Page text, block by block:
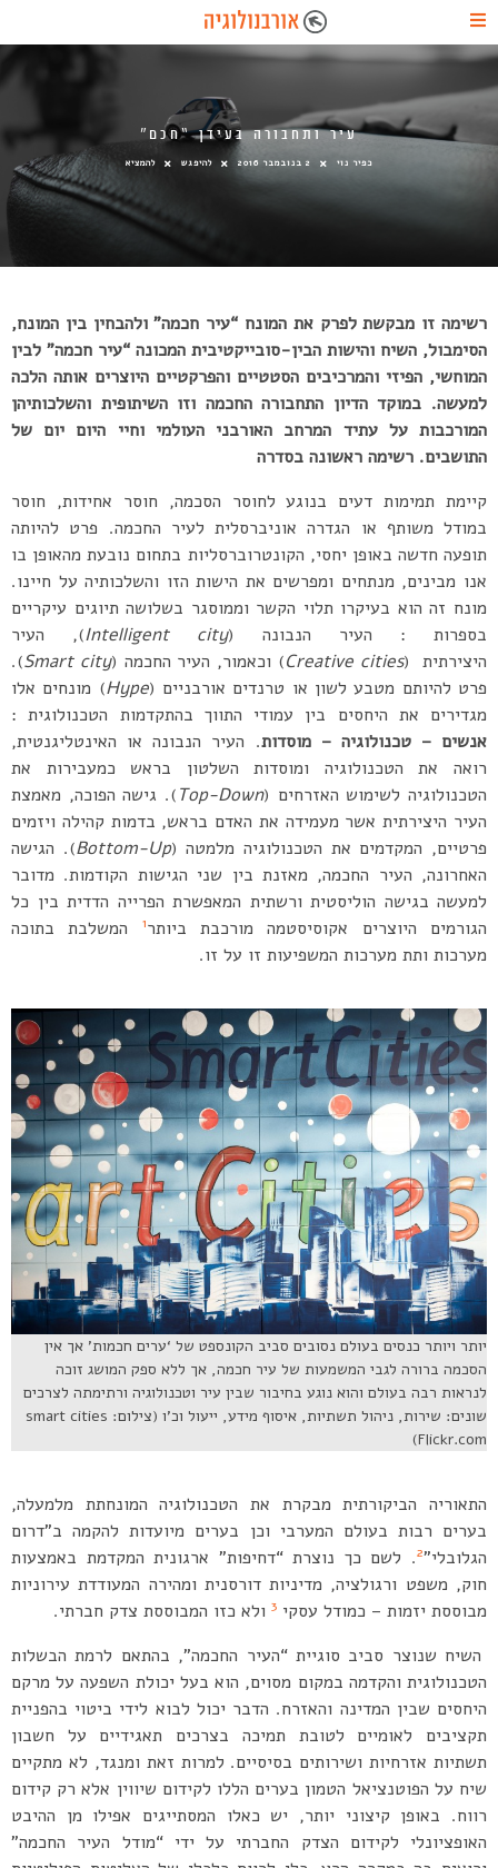
עיר ותחבורה בעידן “חכם”
כפיר נוי 2 בנובמבר 2016 להיפגש להמציא
רשימה זו מבקשת לפרק את המונח “עיר חכמה” ולהבחין בין המונח,
הסימבול, השיח והישות הבין-סובייקטיבית המכונה “עיר חכמה” לבין
המוחשי, הפיזי והמרכיבים הסטטיים והפרקטיים היוצרים אותה הלכה
למעשה. במוקד הדיון התחבורה החכמה וזו השיתופית והשלכותיהן
המורכבות על עתיד המרחב האורבני העולמי וחיי היום יום של
התושבים. רשימה ראשונה בסדרה
קיימת תמימות דעים בנוגע לחוסר הסכמה, חוסר אחידות, חוסר
במודל משותף או הגדרה אוניברסלית לעיר החכמה. פרט להיותה
תופעה חדשה באופן יחסי, הקונטרוברסליות בתחום נובעת מהאופן בו
אנו מבינים, מנתחים ומפרשים את הישות הזו והשלכותיה על חיינו.
מונח זה הוא בעיקרו תלוי הקשר וממוסגר בשלושה תיוגים עיקריים
בספרות : העיר הנבונה (
Intelligent city
), העיר
היצירתית (
Creative cities ) וכאמור, העיר החכמה ( Smart city
).
פרט להיותם מטבע לשון או טרנדים אורבניים (Hype) מונחים אלו
מגדירים את היחסים בין עמודי התווך בהתקדמות הטכנולוגית :
אנשים – טכנולוגיה – מוסדות. העיר הנבונה או האינטליגנטית,
רואה את הטכנולוגיה ומוסדות השלטון בראש כמעבירות את
הטכנולוגיה לשימוש האזרחים (Top-Down). גישה הפוכה, מאמצת
העיר היצירתית אשר מעמידה את האדם בראש, בדמות קהילה ויזמים
פרטיים, המקדמים את הטכנולוגיה מלמטה (Bottom-Up). הגישה
האחרונה, העיר החכמה, מאזנת בין שני הגישות הקודמות. מדובר
למעשה בגישה הוליסטית ורשתית המאפשרת הפרייה הדדית בין כל
הגורמים היוצרים אקוסיסטמה מורכבת ביותר1
המשלבת בתוכה
מערכות ותת מערכות המשפיעות זו על זו.
יותר ויותר כנסים בעולם נסובים סביב הקונספט של ‘ערים חכמות’ אך אין
הסכמה ברורה לגבי המשמעות של עיר חכמה, אך ללא ספק המושג זוכה
לנראות רבה בעולם והוא נוגע בחיבור שבין עיר וטכנולוגיה ורתימתה לצרכים
שונים: שירות, ניהול תשתיות, איסוף מידע, ייעול וכ’ו (צילום: smart cities
Flickr.com)
התאוריה הביקורתית מבקרת את הטכנולוגיה המונחתת מלמעלה,
בערים רבות בעולם המערבי וכן בערים מיועדות להקמה ב”דרום
הגלובלי”2. לשם כך נוצרת “דחיפות” ארגונית המקדמת באמצעות
חוק, משפט ורגולציה, מדיניות דורסנית ומהירה המעודדת עירוניות
מבוססת יזמות – כמודל עסקי 3 ולא כזו המבוססת צדק חברתי.
השיח שנוצר סביב סוגיית “העיר החכמה”, בהתאם לרמת הבשלות
הטכנולוגית והקדמה במקום מסוים, הוא בעל יכולת השפעה על מרקם
היחסים שבין המדינה והאזרח. הדבר יכול לבוא לידי ביטוי בהפניית
תקציבים לאומיים לטובת תמיכה בצרכים תאגידיים על חשבון
תשתיות אזרחיות ושירותים בסיסיים. למרות זאת ומנגד, לא מתקיים
שיח על הפוטנציאל הטמון בערים הללו לקידום שיווין אלא רק קידום
רווח. באופן קיצוני יותר, יש כאלו המסתייגים אפילו מן ההיבט
האופציונלי לקידום הצדק החברתי על ידי “מודל העיר החכמה”